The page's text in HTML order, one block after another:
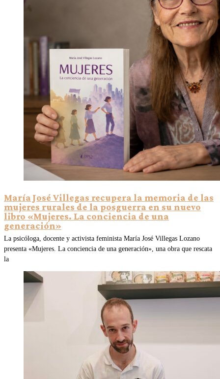
María José Villegas recupera la memoria de las
mujeres rurales de la posguerra en su nuevo
libro «Mujeres. La conciencia de una
generación»
La psicóloga, docente y activista feminista María José Villegas Lozano
presenta «Mujeres. La conciencia de una generación», una obra que rescata
la